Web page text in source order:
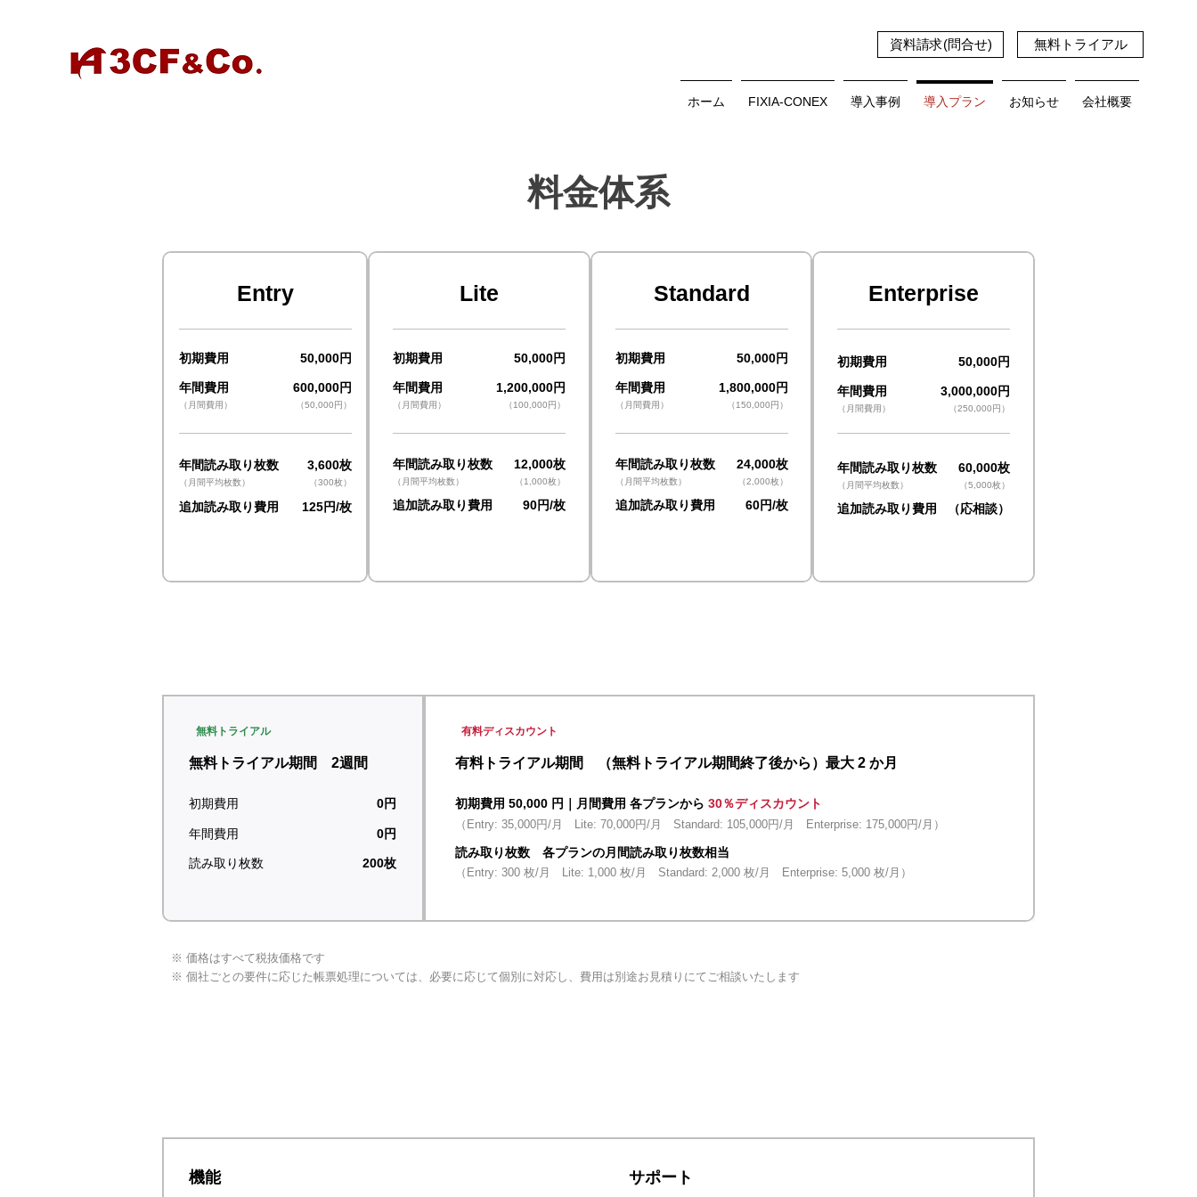
資料請求(問合せ) 無料トライアル
ホーム FIXIA-CONEX 導入事例 導入プラン お知らせ 会社概要
料金体系
Entry
初期費用 50,000円
年間費用
（月間費用）
600,000円
（50,000円）
年間読み取り枚数 3,600枚
（月間平均枚数） （300枚）
​追加読み取り費用 125円/枚
Lite
初期費用 50,000円
年間費用
（月間費用）
1,200,000円
（100,000円）
年間読み取り枚数 12,000枚
（月間平均枚数） （1,000枚）
​追加読み取り費用 90円/枚
Standard
初期費用 50,000円
年間費用
（月間費用）
1,800,000円
（150,000円）
年間読み取り枚数 24,000枚
（月間平均枚数） （2,000枚）
​追加読み取り費用 60円/枚
Enterprise
初期費用 50,000円
年間費用
（月間費用）
3,000,000円
（250,000円）
年間読み取り枚数 60,000枚
（月間平均枚数） （5,000枚）
​追加読み取り費用 （応相談）
無料トライアル
無料トライアル期間 2​週間
初期費用 0円
年間費用 0円
読み取り枚数 200枚
有料ディスカウント
有料トライアル期間 （無料トライアル期間終了後から）最大 2 か月
初期費用 50,000 円｜月間費用 各プランから 30％ディスカウント
（Entry: 35,000円/月 Lite: 70,000円/月 Standard: 105,000円/月 Enterprise: 175,000円/月）
読み取り枚数 各プランの月間読み取り枚数相当
（Entry: 300 枚/月 Lite: 1,000 枚/月 Standard: 2,000 枚/月 Enterprise: 5,000 枚/月）
※ 価格はすべて税抜価格です
​※ 個社ごとの要件に応じた帳票処理については、必要に応じて個別に対応し、費用は別途お見積りにてご相談いたします
機能 サポート